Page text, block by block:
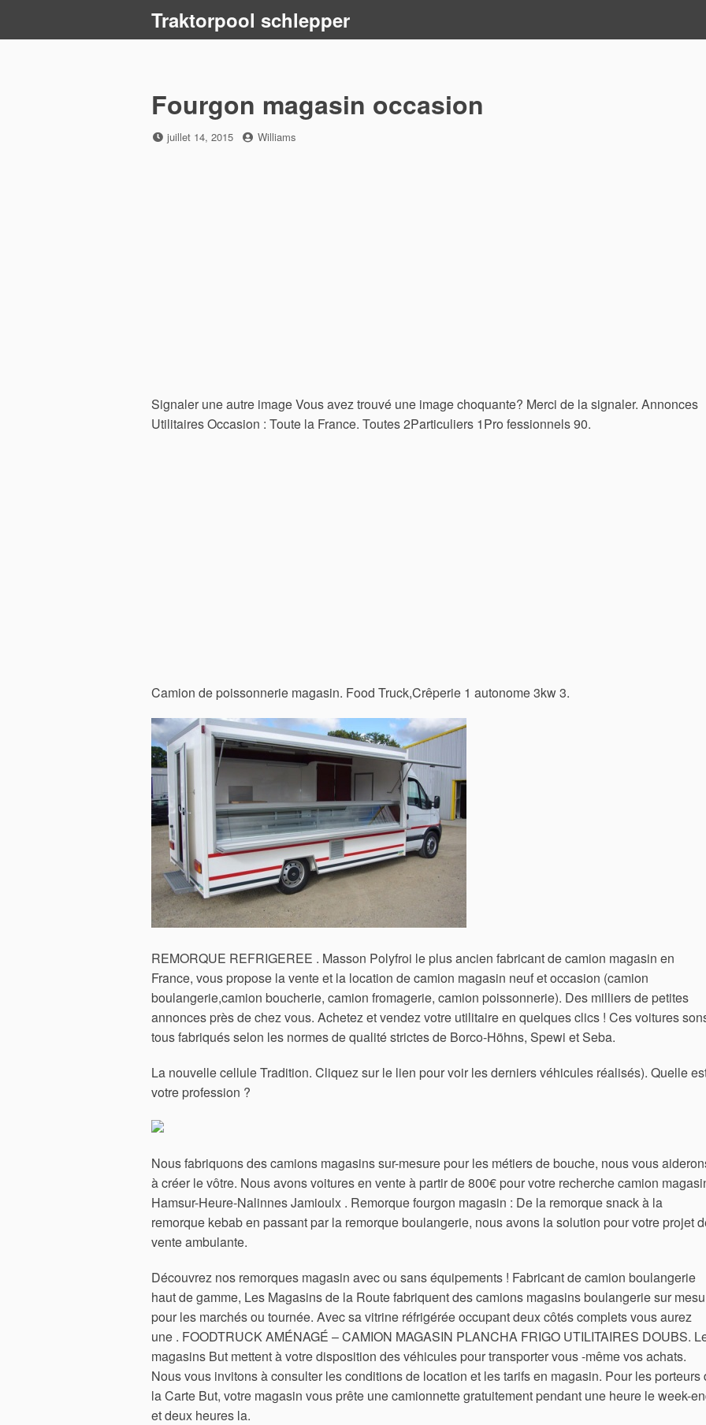
Traktorpool schlepper
Fourgon magasin occasion
Posted
juillet 14, 2015 by
Williams
Signaler une autre image Vous avez trouvé une image choquante? Merci de la signaler. Annonces
Utilitaires Occasion : Toute la France. Toutes 2Particuliers 1Pro fessionnels 90.
Camion de poissonnerie magasin. Food Truck,Crêperie 1 autonome 3kw 3.
REMORQUE REFRIGEREE . Masson Polyfroi le plus ancien fabricant de camion magasin en
France, vous propose la vente et la location de camion magasin neuf et occasion (camion
boulangerie,camion boucherie, camion fromagerie, camion poissonnerie). Des milliers de petites
annonces près de chez vous. Achetez et vendez votre utilitaire en quelques clics ! Ces voitures
tous fabriqués selon les normes de qualité strictes de Borco-Höhns, Spewi et Seba.
La nouvelle cellule Tradition. Cliquez sur le lien pour voir les derniers véhicules réalisés). Quelle
votre profession ?
Nous fabriquons des camions magasins sur-mesure pour les métiers de bouche, nous vous
à créer le vôtre. Nous avons voitures en vente à partir de 800€ pour votre recherche camion
Hamsur-Heure-Nalinnes Jamioulx . Remorque fourgon magasin : De la remorque snack à la
remorque kebab en passant par la remorque boulangerie, nous avons la solution pour votre projet
vente ambulante.
Découvrez nos remorques magasin avec ou sans équipements ! Fabricant de camion boulangerie
haut de gamme, Les Magasins de la Route fabriquent des camions magasins boulangerie sur
pour les marchés ou tournée. Avec sa vitrine réfrigérée occupant deux côtés complets vous aurez
une . FOODTRUCK AMÉNAGÉ – CAMION MAGASIN PLANCHA FRIGO UTILITAIRES DOUBS.
magasins But mettent à votre disposition des véhicules pour transporter vous -même vos achats.
Nous vous invitons à consulter les conditions de location et les tarifs en magasin. Pour les porteurs
la Carte But, votre magasin vous prête une camionnette gratuitement pendant une heure le week-
et deux heures la.